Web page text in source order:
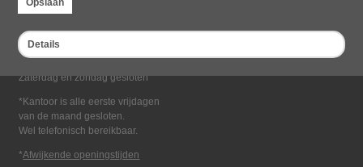
Details
Openingstijden kantoor
Maandag tot en met vrijdag*
van 08:00 tot 16:30
Zaterdag en zondag gesloten
*Kantoor is alle eerste vrijdagen
van de maand gesloten.
Wel telefonisch bereikbaar.
*Afwijkende openingstijden